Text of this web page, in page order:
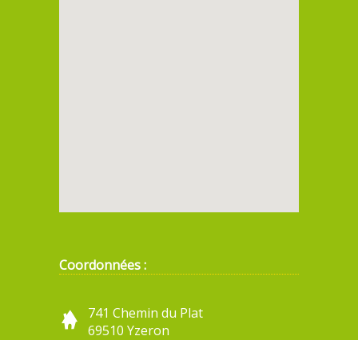
Coordonnées :
741 Chemin du Plat
69510 Yzeron